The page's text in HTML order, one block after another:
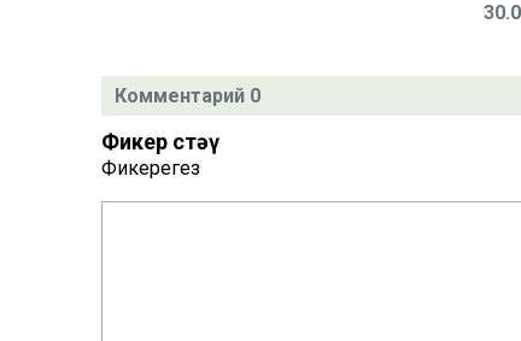
Комментарий 0
Фикер өстәү
Фикерегез